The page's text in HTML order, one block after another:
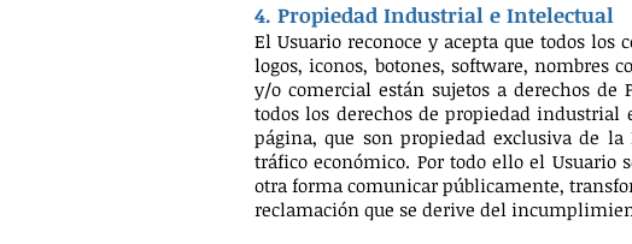
4. Propiedad Industrial e Intelectual
El Usuario reconoce y acepta que todos
logos, iconos, botones, software, nombres
y/o comercial están sujetos a derechos
todos los derechos de propiedad
página, que son propiedad exclusiva de
tráfico económico. Por todo ello el
otra forma comunicar públicamente,
reclamación que se derive del